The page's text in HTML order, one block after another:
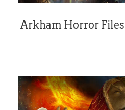
Arkham Horror Files